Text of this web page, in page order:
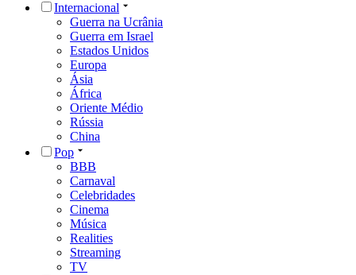
Internacional
Guerra na Ucrânia
Guerra em Israel
Estados Unidos
Europa
Ásia
África
Oriente Médio
Rússia
China
Pop
BBB
Carnaval
Celebridades
Cinema
Música
Realities
Streaming
TV